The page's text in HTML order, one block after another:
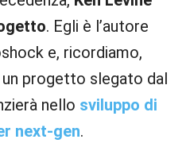
. Egli è l’autore
e, ricordiamo,
progetto slegato dal
nello sviluppo di
next-gen.